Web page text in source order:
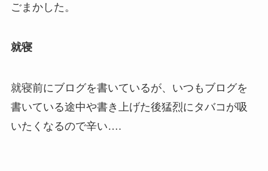
ごまかした。
就寝
就寝前にブログを書いているが、いつもブログを
書いている途中や書き上げた後猛烈にタバコが吸
いたくなるので辛い….